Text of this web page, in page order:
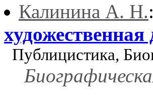
Калинина А. Н.:
художественная
Публицистика,